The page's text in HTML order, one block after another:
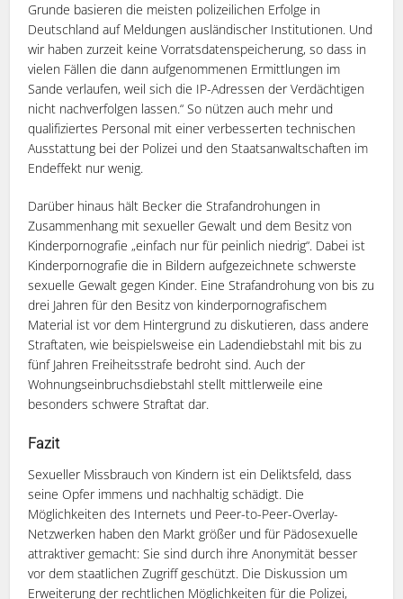
Grunde basieren die meisten polizeilichen Erfolge in
Deutschland auf Meldungen ausländischer Institutionen. Und
wir haben zurzeit keine Vorratsdatenspeicherung, so dass in
vielen Fällen die dann aufgenommenen Ermittlungen im
Sande verlaufen, weil sich die IP-Adressen der Verdächtigen
nicht nachverfolgen lassen.“ So nützen auch mehr und
qualifiziertes Personal mit einer verbesserten technischen
Ausstattung bei der Polizei und den Staatsanwaltschaften im
Endeffekt nur wenig.
Darüber hinaus hält Becker die Strafandrohungen in
Zusammenhang mit sexueller Gewalt und dem Besitz von
Kinderpornografie „einfach nur für peinlich niedrig“. Dabei ist
Kinderpornografie die in Bildern aufgezeichnete schwerste
sexuelle Gewalt gegen Kinder. Eine Strafandrohung von bis zu
drei Jahren für den Besitz von kinderpornografischem
Material ist vor dem Hintergrund zu diskutieren, dass andere
Straftaten, wie beispielsweise ein Ladendiebstahl mit bis zu
fünf Jahren Freiheitsstrafe bedroht sind. Auch der
Wohnungseinbruchsdiebstahl stellt mittlerweile eine
besonders schwere Straftat dar.
Fazit
Sexueller Missbrauch von Kindern ist ein Deliktsfeld, dass
seine Opfer immens und nachhaltig schädigt. Die
Möglichkeiten des Internets und Peer-to-Peer-Overlay-
Netzwerken haben den Markt größer und für Pädosexuelle
attraktiver gemacht: Sie sind durch ihre Anonymität besser
vor dem staatlichen Zugriff geschützt. Die Diskussion um
Erweiterung der rechtlichen Möglichkeiten für die Polizei,